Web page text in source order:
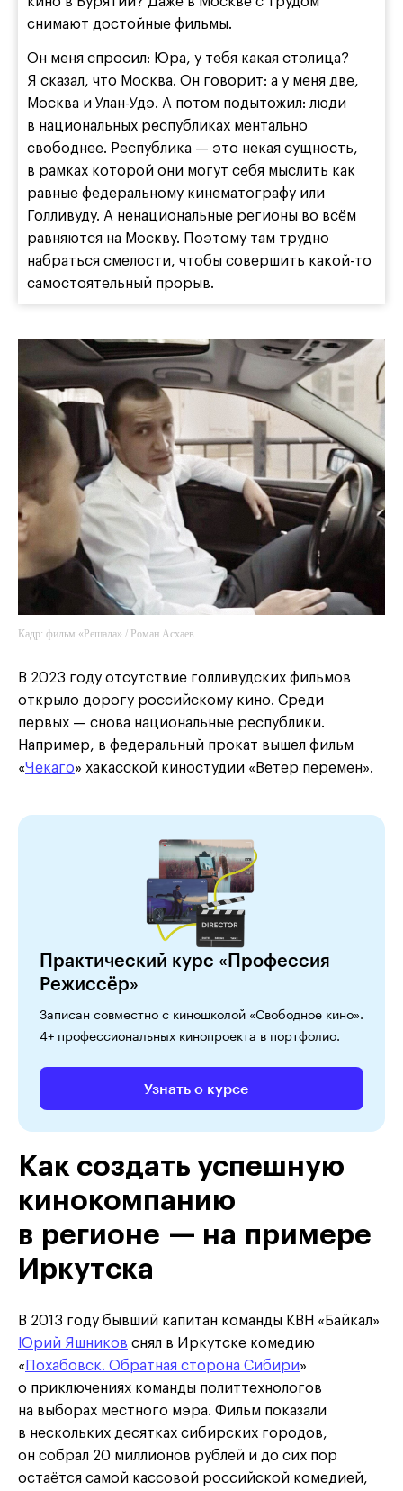
снимают достойные фильмы.
Он меня спросил: Юра, у тебя какая столица?
Я сказал, что Москва. Он говорит: а у меня две,
Москва и Улан-Удэ. А потом подытожил: люди
в национальных республиках ментально
свободнее. Республика — это некая сущность,
в рамках которой они могут себя мыслить как
равные федеральному кинематографу или
Голливуду. А ненациональные регионы во всём
равняются на Москву. Поэтому там трудно
набраться смелости, чтобы совершить какой-то
самостоятельный прорыв.
Кадр: фильм «Решала» / Роман Асхаев
В 2023 году отсутствие голливудских фильмов
открыло дорогу российскому кино. Среди
первых — снова национальные республики.
Например, в федеральный прокат вышел фильм
«Чекаго» хакасской киностудии «Ветер перемен».
Практический курс «Профессия
Режиссёр»
Записан совместно с киношколой «Свободное кино».
4+ профессиональных кинопроекта в портфолио.
Узнать о курсе
Как создать успешную
кинокомпанию
в регионе — на примере
Иркутска
В 2013 году бывший капитан команды КВН «Байкал»
Юрий Яшников снял в Иркутске комедию
« Похабовск. Обратная сторона Сибири»
о приключениях команды политтехнологов
на выборах местного мэра. Фильм показали
в нескольких десятках сибирских городов,
он собрал 20 миллионов рублей и до сих пор
остаётся самой кассовой российской комедией,